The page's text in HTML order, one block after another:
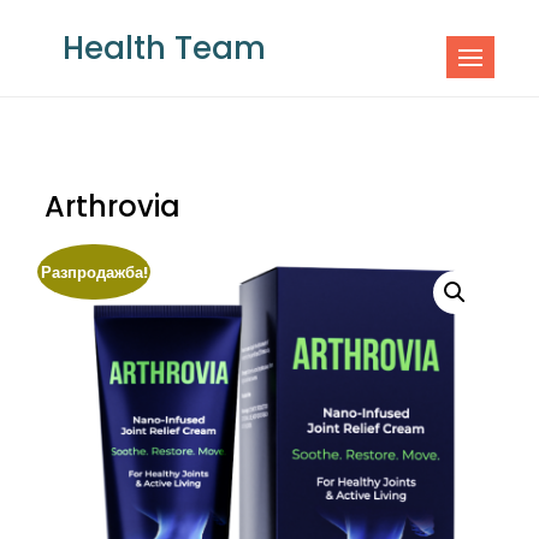
Health Team
Arthrovia
Разпродажба!